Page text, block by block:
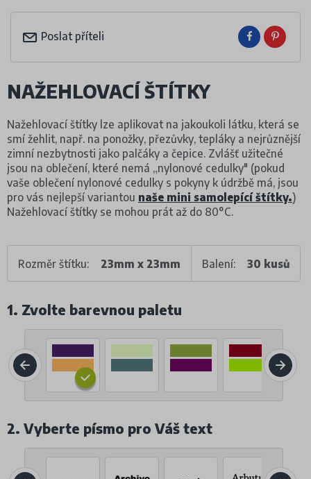
Poslat příteli
NAŽEHLOVACÍ ŠTÍTKY
Nažehlovací štítky lze aplikovat na jakoukoli látku, která se
smí žehlit, např. na ponožky, přezůvky, tepláky a nejrůznější
zimní nezbytnosti jako palčáky a čepice. Zvlášť užitečné
jsou na oblečení, které nemá „nylonové cedulky" (pokud
vaše oblečení nylonové cedulky s pokyny k údržbě má, jsou
pro vás nejlepší variantou naše mini samolepící štítky.)
Nažehlovací štítky se mohou prát až do 80°C.
Rozměr štítku: 23mm x 23mm Balení: 30 kusů
1. Zvolte barevnou paletu
2. Vyberte písmo pro Váš text